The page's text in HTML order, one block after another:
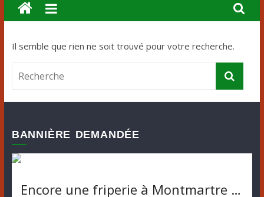
Il semble que rien ne soit trouvé pour votre recherche.
BANNIÈRE DEMANDÉE
Encore une friperie à Montmartre …